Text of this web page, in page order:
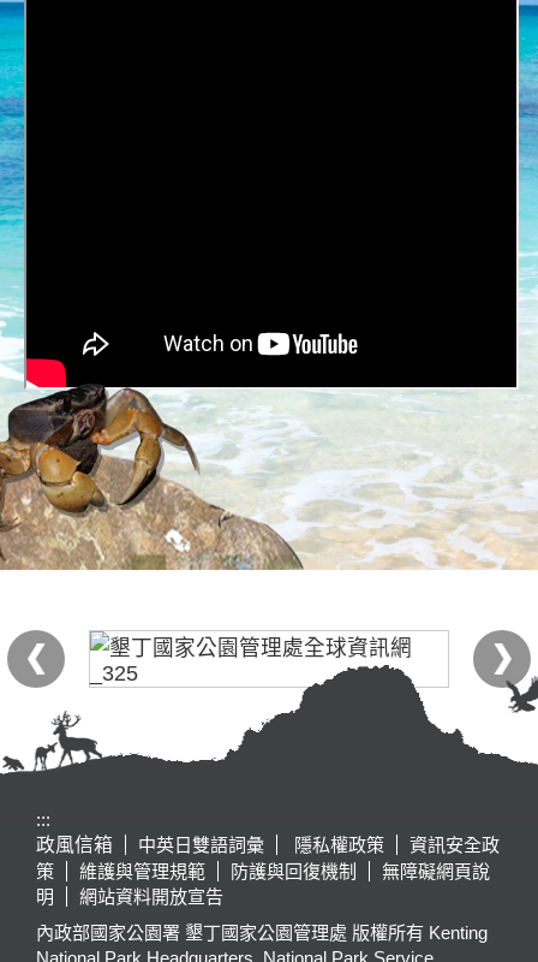
:::
政風信箱
中英日雙語詞彙 隱私權政策
資訊安全政
策
維護與管理規範 防護與回復機制
無障礙網頁說
明
網站資料開放宣告
內政部國家公園署 墾丁國家公園管理處 版權所有 Kenting
National Park Headquarters, National Park Service,